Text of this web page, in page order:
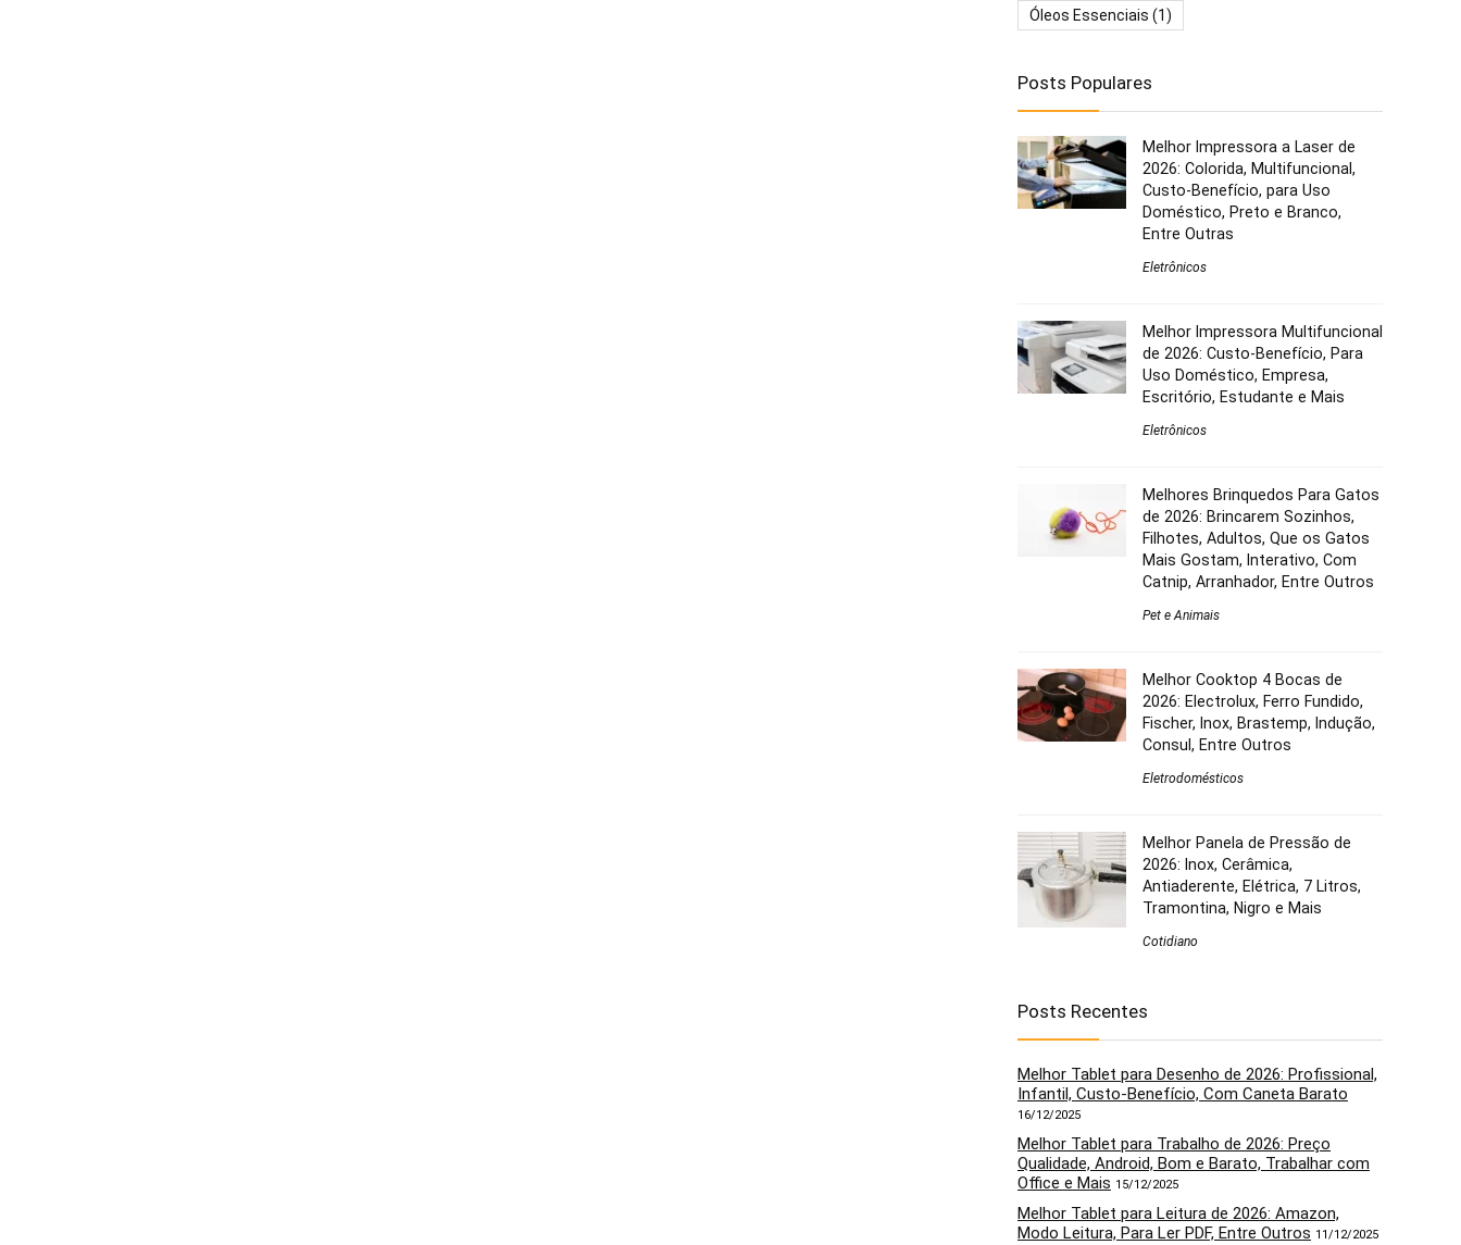
Óleos Essenciais (1)
Posts Populares
Melhor Impressora a Laser de
2026: Colorida, Multifuncional,
Custo-Benefício, para Uso
Doméstico, Preto e Branco,
Entre Outras
Eletrônicos
Melhor Impressora Multifuncional
de 2026: Custo-Benefício, Para
Uso Doméstico, Empresa,
Escritório, Estudante e Mais
Eletrônicos
Melhores Brinquedos Para Gatos
de 2026: Brincarem Sozinhos,
Filhotes, Adultos, Que os Gatos
Mais Gostam, Interativo, Com
Catnip, Arranhador, Entre Outros
Pet e Animais
Melhor Cooktop 4 Bocas de
2026: Electrolux, Ferro Fundido,
Fischer, Inox, Brastemp, Indução,
Consul, Entre Outros
Eletrodomésticos
Melhor Panela de Pressão de
2026: Inox, Cerâmica,
Antiaderente, Elétrica, 7 Litros,
Tramontina, Nigro e Mais
Cotidiano
Posts Recentes
Melhor Tablet para Desenho de 2026: Profissional,
Infantil, Custo-Benefício, Com Caneta Barato
16/12/2025
Melhor Tablet para Trabalho de 2026: Preço
Qualidade, Android, Bom e Barato, Trabalhar com
Office e Mais 15/12/2025
Melhor Tablet para Leitura de 2026: Amazon,
Modo Leitura, Para Ler PDF, Entre Outros 11/12/2025